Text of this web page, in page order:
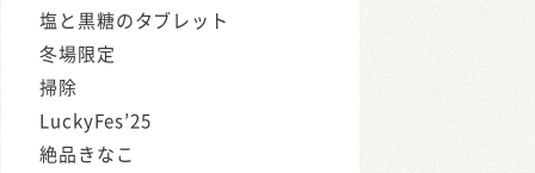
塩と黒糖のタブレット
冬場限定
掃除
LuckyFes’25
絶品きなこ